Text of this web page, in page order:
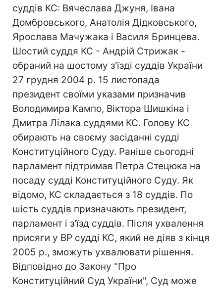
суддів КС: Вячеслава Джуня, Івана
Домбровського, Анатолія Дідковського,
Ярослава Мачужака і Василя Бринцева.
Шостий суддя КС - Андрій Стрижак -
обраний на шостому з'їзді суддів України
27 грудня 2004 р. 15 листопада
президент своїми указами призначив
Володимира Кампо, Віктора Шишкіна і
Дмитра Лілака суддями КС. Голову КС
обирають на своєму засіданні судді
Конституційного Суду. Раніше сьогодні
парламент підтримав Петра Стецюка на
посаду судді Конституційного Суду. Як
відомо, КС складається з 18 суддів. По
шість суддів призначають президент,
парламент і з'їзд суддів. Після ухвалення
присяги у ВР судді КС, який не діяв з кінця
2005 р., зможуть ухвалювати рішення.
Відповідно до Закону "Про
Конституційний Суд України", Суд може